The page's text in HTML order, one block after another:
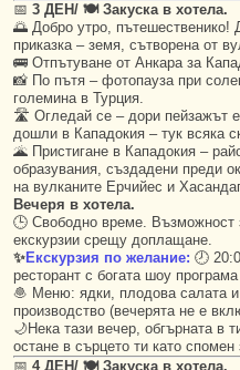
📅 3 ДЕН/ 🍽 Закуска в хотела.
🌅 Добро утро, пътешественико!
приказка – земя, сътворена от
🚌 Отпътуване от Анкара за
📸 По пътя – фотопауза при
големина в Турция.
🛣️ Огледай се – дори пейзажът
дошли в Кападокия – тук всяка
🌋 Пристигане в Кападокия –
образувания, създадени преди
на вулканите Ерчийес и
Вечеря в хотела.
🕒 Свободно време. Възможност
екскурзии срещу доплащане.
✨Екскурзия по желание: 🕗
ресторант с богата шоу
🧆 Меню: ядки, плодова салата
производство (вечерята не е
🌙Нека тази вечер, обгърната в
остане в сърцето ти като
📅 4 ДЕН/ 🍽 Закуска в хотела.